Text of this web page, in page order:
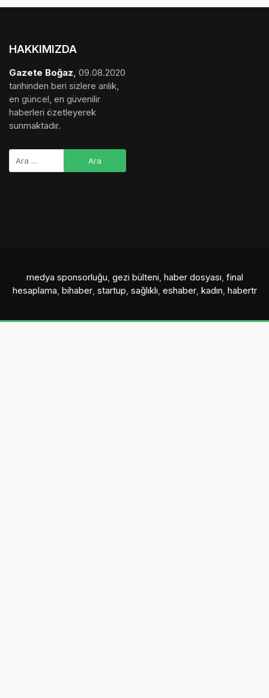
HAKKIMIZDA
Gazete Boğaz, 09.08.2020
tarihinden beri sizlere anlık,
en güncel, en güvenilir
haberleri özetleyerek
sunmaktadır.
medya sponsorluğu, gezi bülteni, haber dosyası, final
hesaplama, bihaber, startup, sağlıklı, eshaber, kadın, habertr